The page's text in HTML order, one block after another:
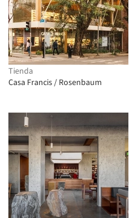
Tienda
Casa Francis / Rosenbaum